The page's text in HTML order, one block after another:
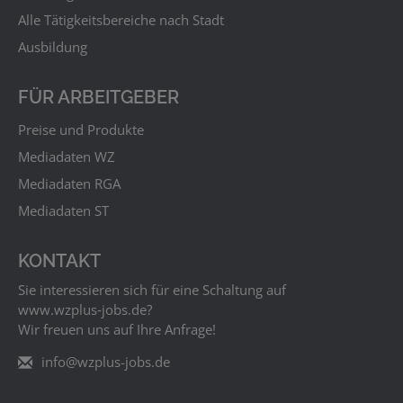
Alle Tätigkeitsbereiche nach Stadt
Ausbildung
FÜR ARBEITGEBER
Preise und Produkte
Mediadaten WZ
Mediadaten RGA
Mediadaten ST
KONTAKT
Sie interessieren sich für eine Schaltung auf
www.wzplus‑jobs.de?
Wir freuen uns auf Ihre Anfrage!
info@wzplus-jobs.de